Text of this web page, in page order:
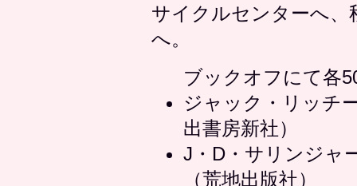
サイクルセンターへ
へ。
ブックオフにて各
ジャック・リッチ
出書房新社）
J・D・サリンジャ
（荒地出版社）